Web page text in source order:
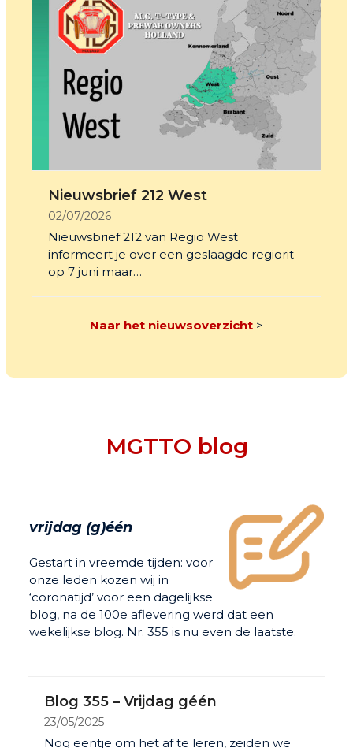
Nieuwsbrief 212 West
02/07/2026
Nieuwsbrief 212 van Regio West
informeert je over een geslaagde regiorit
op 7 juni maar…
Naar het nieuwsoverzicht >
MGTTO blog
vrijdag (g)één
Gestart in vreemde tijden: voor
onze leden kozen wij in
‘coronatijd’ voor een dagelijkse
blog, na de 100e aflevering werd dat een
wekelijkse blog. Nr. 355 is nu even de laatste.
Blog 355 – Vrijdag géén
23/05/2025
Nog eentje om het af te leren, zeiden we